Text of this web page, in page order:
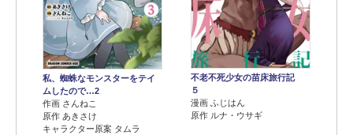
私、蜘蛛なモンスターをテイ
ムしたので…2
作画 さんねこ
原作 あきさけ
キャラクター原案 タムラ
不老不死少女の苗床旅行記
５
漫画 ふじはん
原作 ルナ・ウサギ